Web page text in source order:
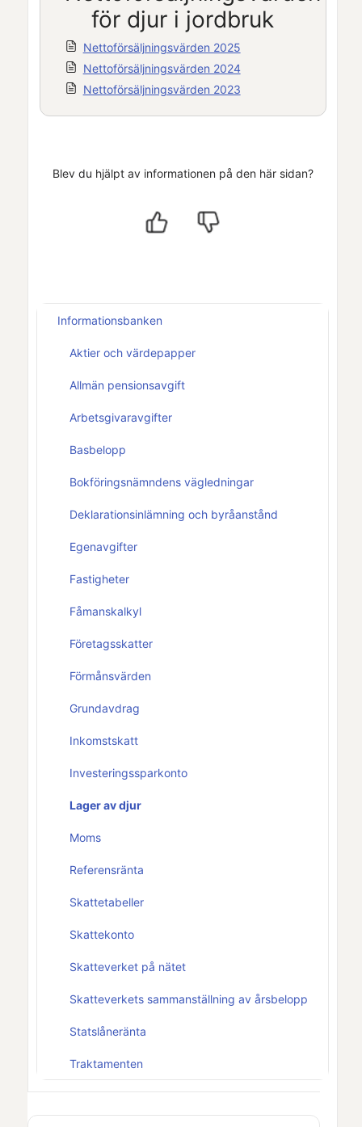
för djur i jordbruk
Nettoförsäljningsvärden 2025
Nettoförsäljningsvärden 2024
Nettoförsäljningsvärden 2023
Blev du hjälpt av informationen på den här sidan?
Informationsbanken
Aktier och värdepapper
Allmän pensionsavgift
Arbetsgivaravgifter
Basbelopp
Bokföringsnämndens vägledningar
Deklarationsinlämning och byråanstånd
Egenavgifter
Fastigheter
Fåmanskalkyl
Företagsskatter
Förmånsvärden
Grundavdrag
Inkomstskatt
Investeringssparkonto
Lager av djur
Moms
Referensränta
Skattetabeller
Skattekonto
Skatteverket på nätet
Skatteverkets sammanställning av årsbelopp
Statslåneränta
Traktamenten